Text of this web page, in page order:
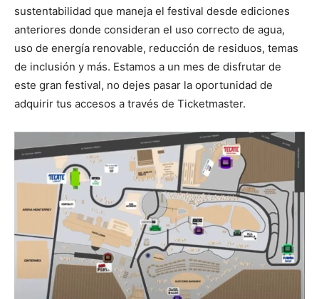
sustentabilidad que maneja el festival desde ediciones
anteriores donde consideran el uso correcto de agua,
uso de energía renovable, reducción de residuos, temas
de inclusión y más. Estamos a un mes de disfrutar de
este gran festival, no dejes pasar la oportunidad de
adquirir tus accesos a través de Ticketmaster.